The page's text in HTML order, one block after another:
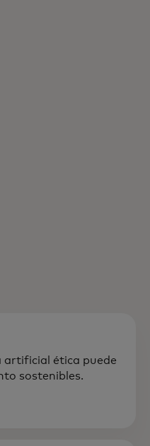
artificial ética puede
sostenibles.